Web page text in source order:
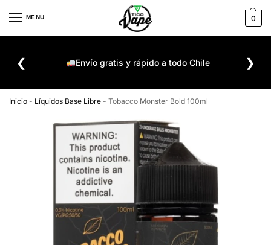
MENU 0
❮ Envío gratis y rápido a todo Chile ❯
Inicio - Líquidos Base Libre - Tobacco Monster Bold 100ml